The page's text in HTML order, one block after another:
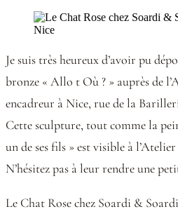
Je suis très heureux d’avoir pu
bronze « Allo t Où ? » auprès de
encadreur à Nice, rue de la
Cette sculpture, tout comme la
un de ses fils » est visible à
N’hésitez pas à leur rendre une
Le Chat Rose chez Soardi &